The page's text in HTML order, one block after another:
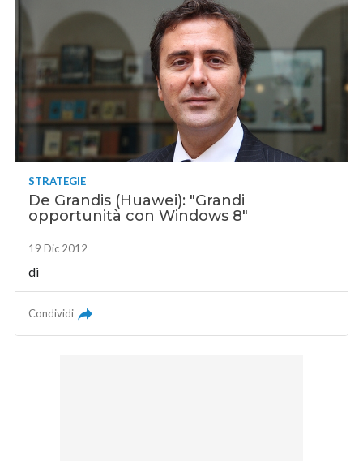
STRATEGIE
De Grandis (Huawei): "Grandi
opportunità con Windows 8"
19 Dic 2012
di
Condividi